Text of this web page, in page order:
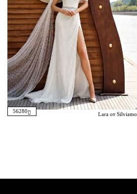
56280 Lara от Silviamo